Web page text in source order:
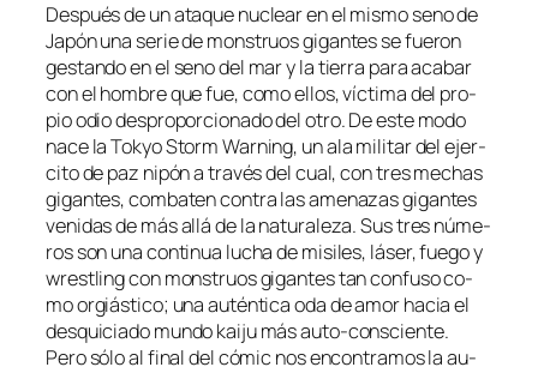
Después de un ata­que nu­clear en el mis­mo seno de
Japón una se­rie de mons­truos gi­gan­tes se fue­ron
ges­tan­do en el seno del mar y la tie­rra pa­ra aca­bar
con el hom­bre que fue, co­mo ellos, víc­ti­ma del pro­
pio odio des­pro­por­cio­na­do del otro. De es­te mo­do
na­ce la Tokyo Storm Warning, un ala mi­li­tar del ejer­
ci­to de paz ni­pón a tra­vés del cual, con tres me­chas
gi­gan­tes, com­ba­ten con­tra las ame­na­zas gi­gan­tes
ve­ni­das de más allá de la na­tu­ra­le­za. Sus tres nú­me­
ros son una con­ti­nua lu­cha de mi­si­les, lá­ser, fue­go y
wrestling con mons­truos gi­gan­tes tan con­fu­so co­
mo or­giás­ti­co; una au­tén­ti­ca oda de amor ha­cia el
des­qui­cia­do mun­do kai­ju más auto-consciente.
Pero só­lo al fi­nal del có­mic nos en­con­tra­mos la au­